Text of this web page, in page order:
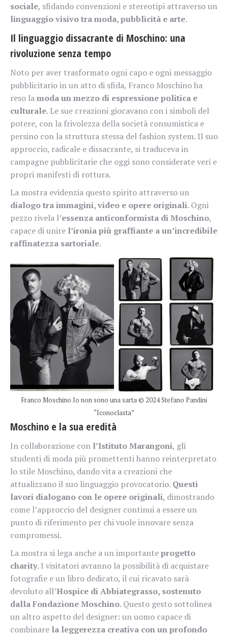
sociale, sfidando convenzioni e stereotipi attraverso un
linguaggio visivo tra moda, pubblicità e arte.
Il linguaggio dissacrante di Moschino: una
rivoluzione senza tempo
Noto per aver trasformato ogni capo e ogni messaggio
pubblicitario in un atto di sfida, Franco Moschino ha
reso lamoda un mezzo di espressione politica e
culturale. Le sue creazioni giocavano con i simboli del
potere, con la frivolezza della società consumistica e
persino con la struttura stessa del fashion system. Il suo
approccio, radicale e dissacrante, si traduceva in
campagne pubblicitarie che oggi sono considerate veri e
propri manifesti di rottura.
La mostra evidenzia questo spirito attraverso un
dialogo tra immagini, video e opere originali. Ogni
pezzo rivela l’essenza anticonformista di Moschino,
capace di unire l’ironia più graffiante a un’incredibile
raffinatezza sartoriale.
Franco Moschino Io non sono una sarta © 2024 Stefano Pandini
“Iconoclasta”
Moschino e la sua eredità
In collaborazione con l’Istituto Marangoni, gli
studenti di moda più promettenti hanno reinterpretato
lo stile Moschino, dando vita a creazioni che
attualizzano il suo linguaggio provocatorio. Questi
lavori dialogano con le opere originali, dimostrando
come l’approccio del designer continui a essere un
punto di riferimento per chi vuole innovare senza
compromessi.
La mostra si lega anche a un importanteprogetto
charity. I visitatori avranno la possibilità di acquistare
fotografie e un libro dedicato, il cui ricavato sarà
devoluto all’Hospice di Abbiategrasso, sostenuto
dalla Fondazione Moschino. Questo gesto sottolinea
un altro aspetto del designer: un uomo capace di
combinare la leggerezza creativa con un profondo